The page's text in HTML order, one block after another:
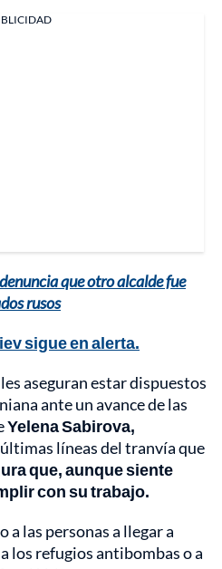
que otro alcalde fue
rusos
sigue en alerta.
aseguran estar dispuestos
ante un avance de las
Yelena Sabirova,
líneas del tranvía que
que, aunque siente
con su trabajo.
a las personas a llegar a
los refugios antibombas o a